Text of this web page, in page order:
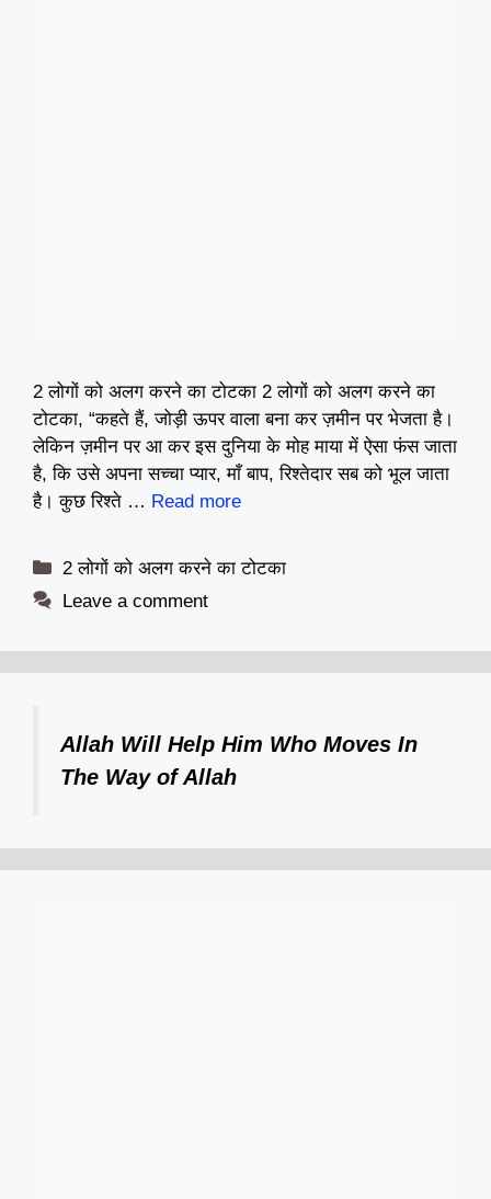
2 लोगों को अलग करने का टोटका 2 लोगों को अलग करने का
टोटका, “कहते हैं, जोड़ी ऊपर वाला बना कर ज़मीन पर भेजता है।
लेकिन ज़मीन पर आ कर इस दुनिया के मोह माया में ऐसा फंस जाता
है, कि उसे अपना सच्चा प्यार, माँ बाप, रिश्तेदार सब को भूल जाता
है। कुछ रिश्ते … Read more
Categories
2 लोगों को अलग करने का टोटका
Leave a comment
Allah Will Help Him Who Moves In
The Way of Allah